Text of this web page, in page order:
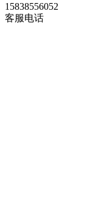
15838556052
客服电话